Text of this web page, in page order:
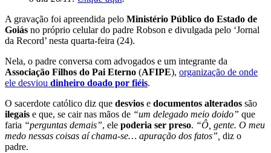
A gravação foi apreendida pelo Ministério Público do Estado de
Goiás no próprio celular do padre Robson e divulgada pelo ‘Jornal
da Record’ nesta quarta-feira (24).
Nela, o padre conversa com advogados e um integrante da
Associação Filhos do Pai Eterno (AFIPE), organização de onde
ele desviou dinheiro doado por fiéis.
O sacerdote católico diz que desvios e documentos alterados são
ilegais e que, se cair nas mãos de “um delegado meio doido” que
faria “perguntas demais”, ele poderia ser preso. “Ô, gente. O meu
medo nessas coisas aí chama-se… apuração dos fatos”, diz o
padre.